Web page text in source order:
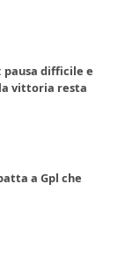
pausa difficile e
vittoria resta
a Gpl che